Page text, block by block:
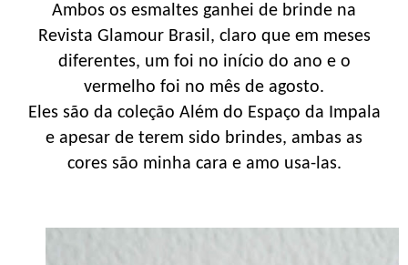
Ambos os esmaltes ganhei de brinde na
Revista Glamour Brasil, claro que em meses
diferentes, um foi no início do ano e o
vermelho foi no mês de agosto.
Eles são da coleção Além do Espaço da Impala
e apesar de terem sido brindes, ambas as
cores são minha cara e amo usa-las.